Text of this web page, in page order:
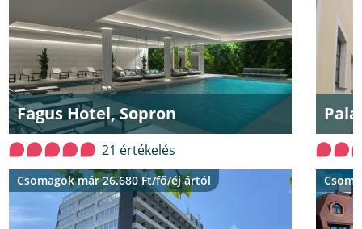
Fagus Hotel, Sopron
21 értékelés
Csomagok már 26.680 Ft/fő/éj ártól